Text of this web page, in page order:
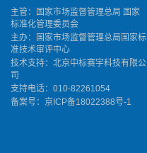
主管：国家市场监督管理总局 国家
标准化管理委员会
主办：国家市场监督管理总局国家标
准技术审评中心
技术支持：北京中标赛宇科技有限公
司
支持电话：010-82261054
备案号： 京ICP备18022388号-1